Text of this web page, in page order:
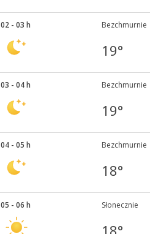
02 - 03 h Bezchmurnie
19°
03 - 04 h Bezchmurnie
19°
04 - 05 h Bezchmurnie
18°
05 - 06 h Słonecznie
18°